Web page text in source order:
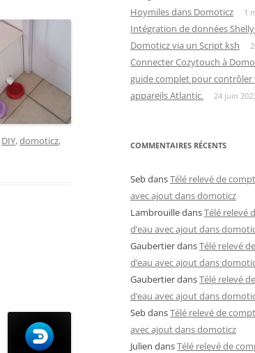
DIY,domoticz,
Hoymiles dans Domoticz
1
Intégration de données
Domoticz via un Script ksh
Connecter Cozytouch à
guide complet pour contrôler
appareils Atlantic.
24 juin
COMMENTAIRES RÉCENTS
SebdansTélé relevé de
avec ajout dans domoticz
LambrouilledansTélé relevé
d’eau avec ajout dans
GaubertierdansTélé relevé
d’eau avec ajout dans
GaubertierdansTélé relevé
d’eau avec ajout dans
SebdansTélé relevé de
avec ajout dans domoticz
Julien dansTélé relevé de